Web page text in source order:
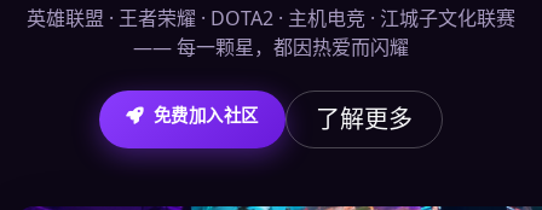
英雄联盟 · 王者荣耀 · DOTA2 · 主机电竞 · 江城子文化联赛
—— 每一颗星，都因热爱而闪耀
免费加入社区 了解更多